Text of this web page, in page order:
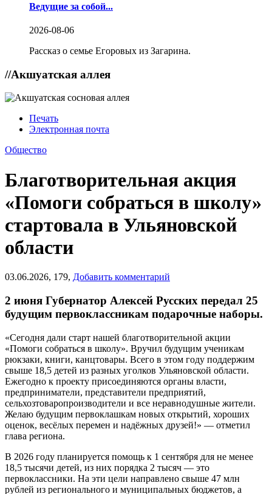
Ведущие за собой...
2026-08-06
Рассказ о семье Егоровых из Загарина.
//Акшуатская аллея
Печать
Электронная почта
Общество
Благотворительная акция
«Помоги собраться в школу»
стартовала в Ульяновской
области
03.06.2026, 179, Добавить комментарий
2 июня Губернатор Алексей Русских передал 25
будущим первоклассникам подарочные наборы.
«Сегодня дали старт нашей благотворительной акции
«Помоги собраться в школу». Вручил будущим ученикам
рюкзаки, книги, канцтовары. Всего в этом году поддержим
свыше 18,5 детей из разных уголков Ульяновской области.
Ежегодно к проекту присоединяются органы власти,
предприниматели, представители предприятий,
сельхозтоваропроизводители и все неравнодушные жители.
Желаю будущим первоклашкам новых открытий, хороших
оценок, весёлых перемен и надёжных друзей!» — отметил
глава региона.
В 2026 году планируется помощь к 1 сентября для не менее
18,5 тысячи детей, из них порядка 2 тысяч — это
первоклассники. На эти цели направлено свыше 47 млн
рублей из регионального и муниципальных бюджетов, а